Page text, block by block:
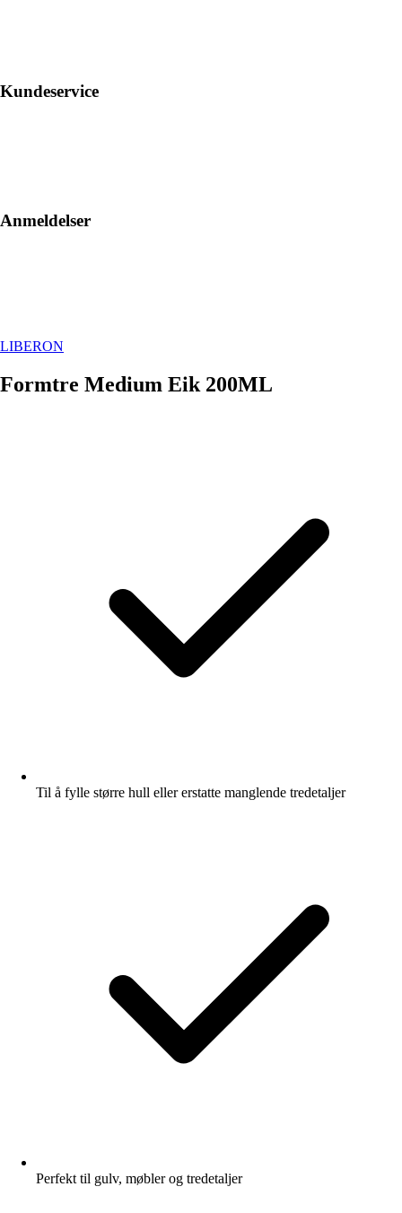
Kundeservice
Anmeldelser
LIBERON
Formtre Medium Eik 200ML
Til å fylle større hull eller erstatte manglende tredetaljer
Perfekt til gulv, møbler og tredetaljer